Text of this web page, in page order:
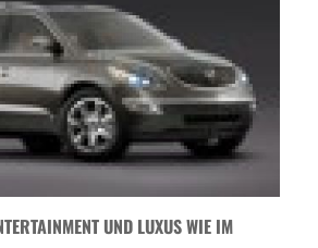
UND LUXUS WIE IM